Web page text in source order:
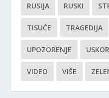
RUSIJA RUSKI
TISUĆE TRAGEDIJA
UPOZORENJE
VIDEO VIŠE